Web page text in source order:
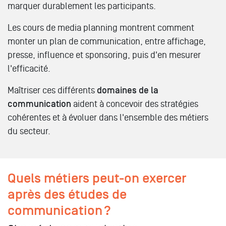
marquer durablement les participants.
Les cours de media planning montrent comment
monter un plan de communication, entre affichage,
presse, influence et sponsoring, puis d'en mesurer
l'efficacité.
Maîtriser ces différents domaines de la
communication aident à concevoir des stratégies
cohérentes et à évoluer dans l'ensemble des métiers
du secteur.
Quels métiers peut-on exercer
après des études de
communication ?